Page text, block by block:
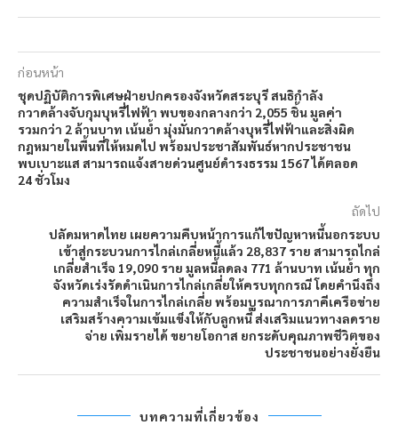
ก่อนหน้า
ชุดปฏิบัติการพิเศษฝ่ายปกครองจังหวัดสระบุรี สนธิกำลัง
กวาดล้างจับกุมบุหรี่ไฟฟ้า พบของกลางกว่า 2,055 ชิ้น มูลค่า
รวมกว่า 2 ล้านบาท เน้นย้ำ มุ่งมั่นกวาดล้างบุหรี่ไฟฟ้าและสิ่งผิด
กฎหมายในพื้นที่ให้หมดไป พร้อมประชาสัมพันธ์หากประชาชน
พบเบาะแส สามารถแจ้งสายด่วนศูนย์ดำรงธรรม 1567 ได้ตลอด
24 ชั่วโมง
ถัดไป
ปลัดมหาดไทย เผยความคืบหน้าการแก้ไขปัญหาหนี้นอกระบบ
เข้าสู่กระบวนการไกล่เกลี่ยหนี้แล้ว 28,837 ราย สามารถไกล่
เกลี่ยสำเร็จ 19,090 ราย มูลหนี้ลดลง 771 ล้านบาท เน้นย้ำ ทุก
จังหวัดเร่งรัดดำเนินการไกล่เกลี่ยให้ครบทุกกรณี โดยคำนึงถึง
ความสำเร็จในการไกล่เกลี่ย พร้อมบูรณาการภาคีเครือข่าย
เสริมสร้างความเข้มแข็งให้กับลูกหนี้ ส่งเสริมแนวทางลดราย
จ่าย เพิ่มรายได้ ขยายโอกาส ยกระดับคุณภาพชีวิตของ
ประชาชนอย่างยั่งยืน
บทความที่เกี่ยวข้อง